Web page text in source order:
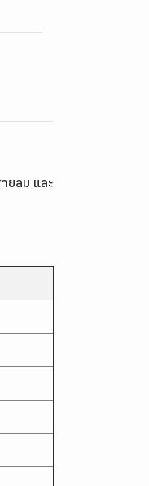
ยลม และ